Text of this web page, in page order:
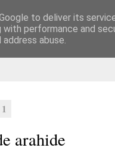
arahide
to deliver its
with performance and
abuse.